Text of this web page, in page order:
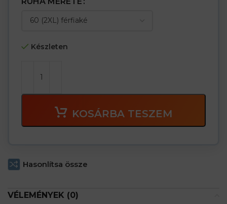
Készleten
KOSÁRBA TESZEM
Hasonlítsa össze
VÉLEMÉNYEK (0)